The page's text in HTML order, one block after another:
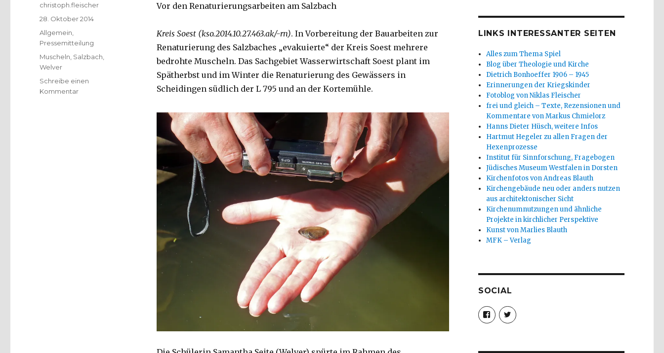
Vor den Renaturierungsarbeiten am Salzbach
Kreis Soest (kso.2014.10.27.463.ak/-rn). In Vorbereitung der Bauarbeiten zur
Renaturierung des Salzbaches „evakuierte“ der Kreis Soest mehrere
bedrohte Muscheln. Das Sachgebiet Wasserwirtschaft Soest plant im
Spätherbst und im Winter die Renaturierung des Gewässers in
Scheidingen südlich der L 795 und an der Kortemühle.
Autor
christoph.fleischer
Veröffentlicht
am
28. Oktober 2014
Kategorien
Allgemein
Pressemitteilung
Schlagwörter
Muscheln Salzbach
Welver
Schreibe einen
Kommentarzu
LINKS INTERESSANTER SEITEN
Alles zum Thema Spiel
Blog über Theologie und Kirche
Dietrich Bonhoeffer 1906 – 1945
Erinnerungen der Kriegskinder
Fotoblog von Niklas Fleischer
frei und gleich – Texte, Rezensionen und
Kommentare von Markus Chmielorz
Hanns Dieter Hüsch, weitere Infos
Hartmut Hegeler zu allen Fragen der
Hexenprozesse
Institut für Sinnforschung, Fragebogen
Jüdisches Museum Westfalen in Dorsten
Kirchenfotos von Andreas Blauth
Kirchengebäude neu oder anders nutzen
aus architektonischer Sicht
Kirchenumnutzungen und ähnliche
Projekte in kirchlicher Perspektive
Kunst von Marlies Blauth
MFK – Verlag
SOCIAL
Profil
von
christoph.fleischer1
anzeigen
Profil
von
anzeigen